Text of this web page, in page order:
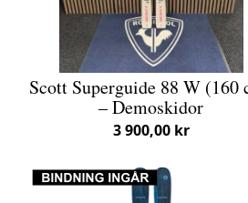
Scott Superguide 88 W (160
– Demoskidor
3 900,00 kr